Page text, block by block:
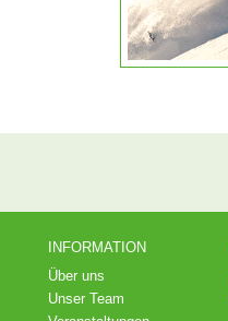
INFORMATION
Über uns
Unser Team